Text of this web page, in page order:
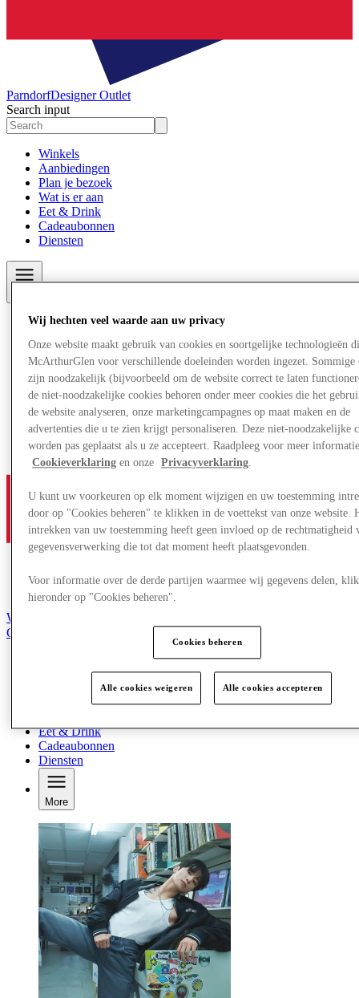
ParndorfDesigner Outlet
Search input
Winkels
Aanbiedingen
Plan je bezoek
Wat is er aan
Eet & Drink
Cadeaubonnen
Diensten
Word lid van de Club
Gered,
Aanbiedingen
Plan je bezoek
Eet & Drink
Cadeaubonnen
Diensten
More
Wij hechten veel waarde aan uw privacy
Onze website maakt gebruik van cookies en soortgelijke technologieën
McArthurGlen voor verschillende doeleinden worden ingezet. Sommige
zijn noodzakelijk (bijvoorbeeld om de website correct te laten
de niet-noodzakelijke cookies behoren onder meer cookies die het
de website analyseren, onze marketingcampagnes op maat maken en de
advertenties die u te zien krijgt personaliseren. Deze niet-noodzakelijke
worden pas geplaatst als u ze accepteert. Raadpleeg voor meer
Cookieverklaring en onze Privacyverklaring.
U kunt uw voorkeuren op elk moment wijzigen en uw toestemming
door op "Cookies beheren" te klikken in de voettekst van onze website.
intrekken van uw toestemming heeft geen invloed op de rechtmatigheid
gegevensverwerking die tot dat moment heeft plaatsgevonden.
Voor informatie over de derde partijen waarmee wij gegevens delen,
hieronder op "Cookies beheren".
Cookies beheren
Alle cookies weigeren Alle cookies accepteren